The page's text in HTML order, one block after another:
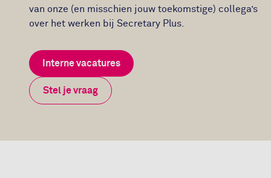
van onze (en misschien jouw toekomstige) collega’s
over het werken bij Secretary Plus.
Interne vacatures
Stel je vraag